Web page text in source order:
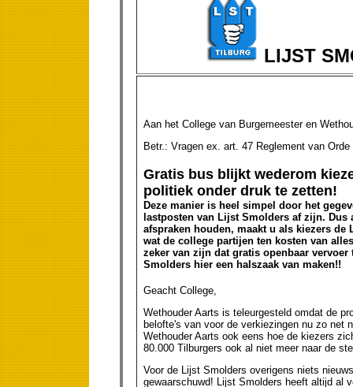
LIJST
Aan het College van Burgemeester en
Betr.: Vragen ex. art. 47 Reglement van Orde
Gratis bus blijkt wederom
politiek onder druk te zetten!
Deze manier is heel simpel door het
lastposten van Lijst Smolders af zijn. Dus
afspraken houden, maakt u als kiezers
wat de college partijen ten kosten van
zeker van zijn dat gratis openbaar
Smolders hier een halszaak van maken!!
Geacht College,
Wethouder Aarts is teleurgesteld omdat de
belofte's van voor de verkiezingen nu zo net
Wethouder Aarts ook eens hoe de kiezers
80.000 Tilburgers ook al niet meer naar de
Voor de Lijst Smolders overigens niets
gewaarschuwd! Lijst Smolders heeft altijd al